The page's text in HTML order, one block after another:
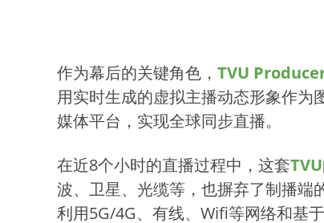
作为幕后的关键角色， TVU
用实时生成的虚拟主播动态形象作为
媒体平台，实现全球同步直播。
在近8个小时的直播过程中，这套TVU
波、卫星、光缆等，也摒弃了制播端
利用5G/4G、有线、Wifi等网络和基